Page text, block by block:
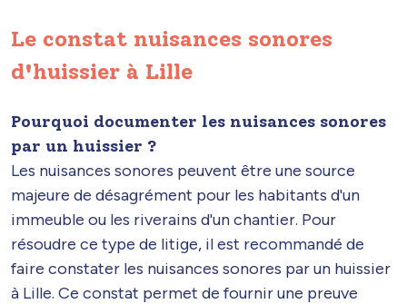
Le constat nuisances sonores
d'huissier à Lille
Pourquoi documenter les nuisances sonores
par un huissier ?
Les nuisances sonores peuvent être une source
majeure de désagrément pour les habitants d'un
immeuble ou les riverains d'un chantier. Pour
résoudre ce type de litige, il est recommandé de
faire constater les nuisances sonores par un huissier
à Lille. Ce constat permet de fournir une preuve